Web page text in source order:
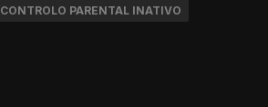
CONTROLO PARENTAL INATIVO